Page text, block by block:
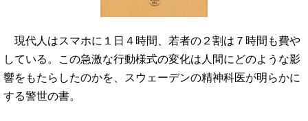
現代人はスマホに１日４時間、若者の２割は７時間も費や
している。この急激な行動様式の変化は人間にどのような影
響をもたらしたのかを、スウェーデンの精神科医が明らかに
する警世の書。